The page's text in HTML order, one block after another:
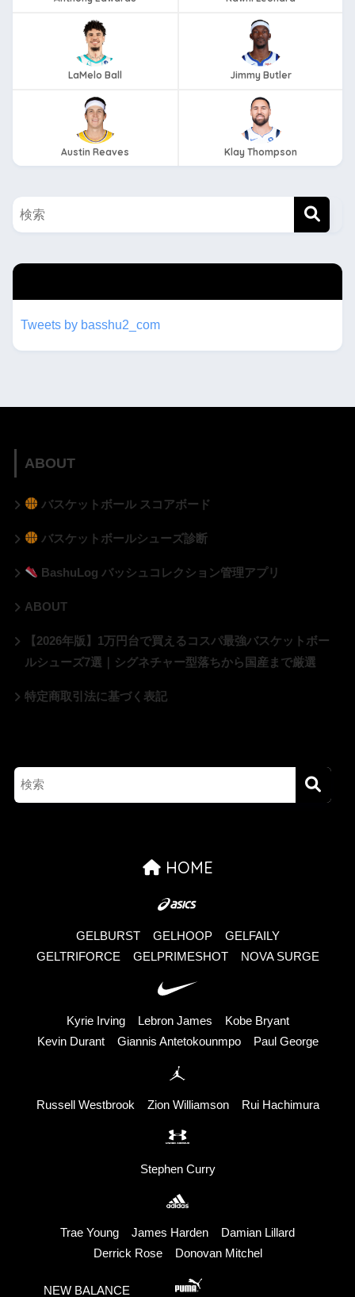
LaMelo Ball Jimmy Butler
Austin Reaves Klay Thompson
Tweets by basshu2_com
ABOUT
バスケットボール スコアボード
バスケットボールシューズ診断
BashuLog バッシュコレクション管理アプリ
ABOUT
【2026年版】1万円台で買えるコスパ最強バスケットボー
ルシューズ7選｜シグネチャー型落ちから国産まで厳選
特定商取引法に基づく表記
HOME
GELBURST GELHOOP
GELFAILY
GELTRIFORCE
GELPRIMESHOT NOVA SURGE
Kyrie Irving Lebron James
Kobe Bryant
Kevin Durant
Giannis Antetokounmpo Paul George
Russell Westbrook Zion Williamson Rui Hachimura
Stephen Curry
Trae Young James Harden
Damian Lillard
Derrick Rose
Donovan Mitchel
NEW BALANCE